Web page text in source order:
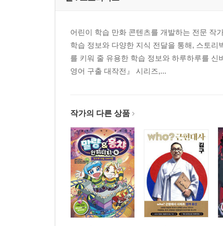
어린이 학습 만화 콘텐츠를 개발하는 전문 작
학습 정보와 다양한 지식 전달을 통해, 스토
를 키워 줄 유용한 학습 정보와 하루하루를
영어 구출 대작전』 시리즈,...
작가의 다른 상품